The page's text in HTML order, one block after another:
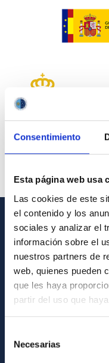
Consentimiento
Esta página web usa
Las cookies de este
el contenido y los
sociales y analizar el
información sobre el
nuestros partners de
web, quienes pueden
que les haya
partir del uso que
Necesarias
GENERAL INFORMATION
Contact
How to get to the IAC
List of personnel
Library
General register